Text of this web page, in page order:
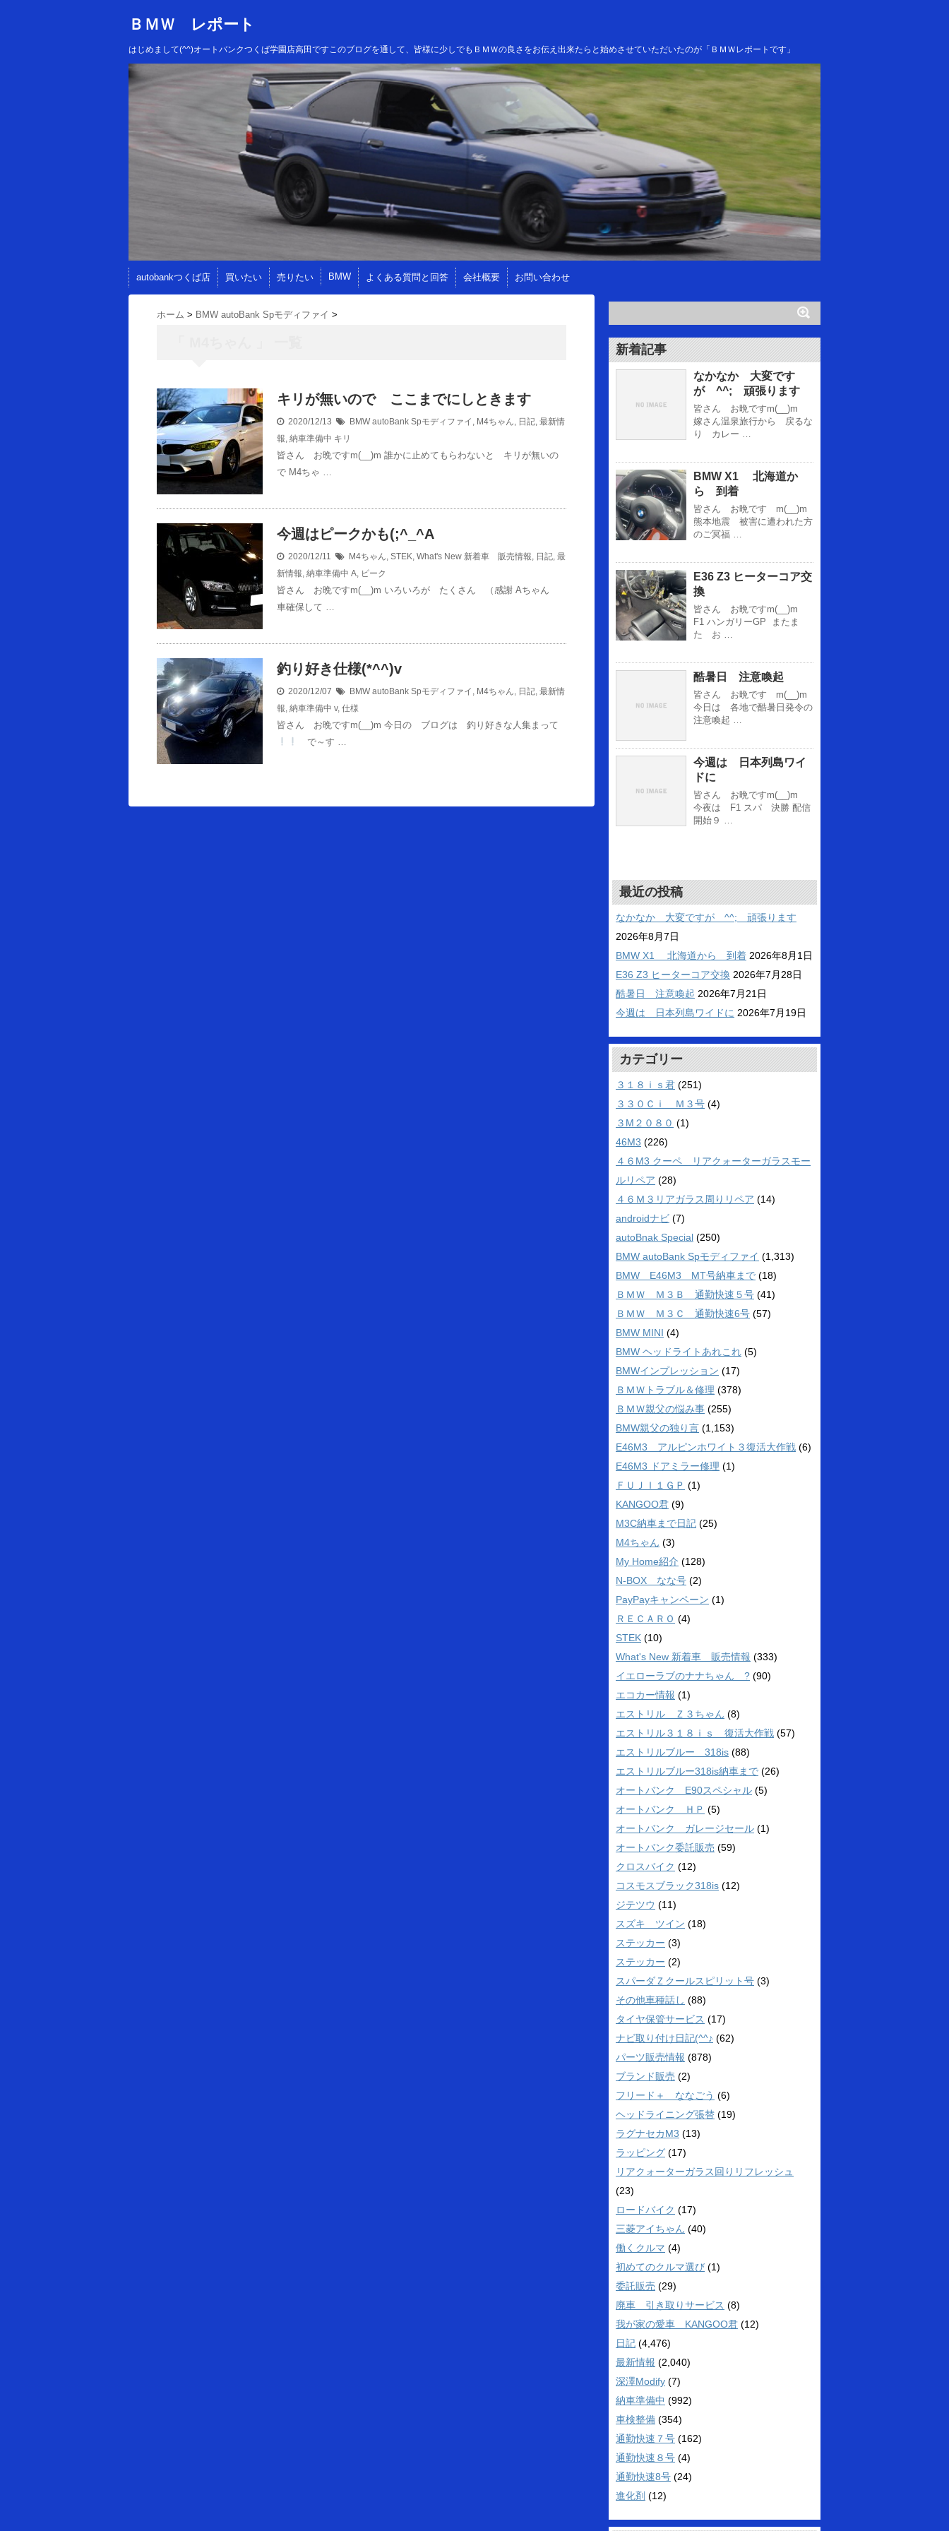
ＢＭＷ レポート
はじめまして(^^)オートバンクつくば学園店高田ですこのブログを通して、皆様に少しでもＢＭＷの良さをお伝え出来たらと始めさせていただいたのが「ＢＭＷレポートです」
autobankつくば店 買いたい 売りたい BMW よくある質問と回答 会社概要 お問い合わせ
ホーム > BMW autoBank Spモディファイ >
キリが無いので ここまでにしときます
2020/12/13 BMW autoBank Spモディファイ M4ちゃん 日記 最新情
報 納車準備中 キリ
皆さん お晩ですm(__)m 誰かに止めてもらわないと キリが無いの
で M4ちゃ …
今週はピークかも(;^_^A
2020/12/11 M4ちゃん STEK What's New 新着車 販売情報 日記 最
新情報 納車準備中 A ピーク
皆さん お晩ですm(__)m いろいろが たくさん （感謝 Aちゃん
車確保して …
釣り好き仕様(*^^)v
2020/12/07 BMW autoBank Spモディファイ M4ちゃん 日記 最新情
報 納車準備中 v, 仕様
皆さん お晩ですm(__)m 今日の ブログは 釣り好きな人集まって
で～す …
新着記事
なかなか 大変です
が ^^; 頑張ります
皆さん お晩ですm(__)m
嫁さん温泉旅行から 戻るな
り カレー …
BMW X1 北海道か
ら 到着
皆さん お晩です m(__)m
熊本地震 被害に遭われた方
のご冥福 …
E36 Z3 ヒーターコア交
換
皆さん お晩ですm(__)m
F1 ハンガリーGP またま
た お …
酷暑日 注意喚起
皆さん お晩です m(__)m
今日は 各地で酷暑日発令の
注意喚起 …
今週は 日本列島ワイ
ドに
皆さん お晩ですm(__)m
今夜は F1 スパ 決勝 配信
開始９ …
最近の投稿
なかなか 大変ですが ^^; 頑張ります
2026年8月7日
BMW X1 北海道から 到着 2026年8月1日
E36 Z3 ヒーターコア交換 2026年7月28日
酷暑日 注意喚起 2026年7月21日
今週は 日本列島ワイドに 2026年7月19日
カテゴリー
３１８ｉｓ君 (251)
３３０Ｃｉ Ｍ３号 (4)
３M２０８０ (1)
46M3 (226)
４６M3 クーペ リアクォーターガラスモー
ルリペア (28)
４６Ｍ３リアガラス周りリペア (14)
androidナビ (7)
autoBnak Special (250)
BMW autoBank Spモディファイ (1,313)
BMW E46M3 MT号納車まで (18)
ＢＭＷ Ｍ３Ｂ 通勤快速５号 (41)
ＢＭＷ Ｍ３Ｃ 通勤快速6号 (57)
BMW MINI (4)
BMW ヘッドライトあれこれ (5)
BMWインプレッション (17)
ＢＭＷトラブル＆修理 (378)
ＢＭＷ親父の悩み事 (255)
BMW親父の独り言 (1,153)
E46M3 アルピンホワイト３復活大作戦 (6)
E46M3 ドアミラー修理 (1)
ＦＵＪＩ１ＧＰ (1)
KANGOO君 (9)
M3C納車まで日記 (25)
M4ちゃん (3)
My Home紹介 (128)
N-BOX なな号 (2)
PayPayキャンペーン (1)
ＲＥＣＡＲＯ (4)
STEK (10)
What's New 新着車 販売情報 (333)
イエローラブのナナちゃん ? (90)
エコカー情報 (1)
エストリル Ｚ３ちゃん (8)
エストリル３１８ｉｓ 復活大作戦 (57)
エストリルブルー 318is (88)
エストリルブルー318is納車まで (26)
オートバンク E90スペシャル (5)
オートバンク ＨＰ (5)
オートバンク ガレージセール (1)
オートバンク委託販売 (59)
クロスバイク (12)
コスモスブラック318is (12)
ジテツウ (11)
スズキ ツイン (18)
ステッカー (3)
ステッカー (2)
スパーダＺクールスピリット号 (3)
その他車種話し (88)
タイヤ保管サービス (17)
ナビ取り付け日記(^^♪ (62)
パーツ販売情報 (878)
ブランド販売 (2)
フリード＋ ななごう (6)
ヘッドライニング張替 (19)
ラグナセカM3 (13)
ラッピング (17)
リアクォーターガラス回りリフレッシュ
(23)
ロードバイク (17)
三菱アイちゃん (40)
働くクルマ (4)
初めてのクルマ選び (1)
委託販売 (29)
廃車 引き取りサービス (8)
我が家の愛車 KANGOO君 (12)
日記 (4,476)
最新情報 (2,040)
深澤Modify (7)
納車準備中 (992)
車検整備 (354)
通勤快速７号 (162)
通勤快速８号 (4)
通勤快速8号 (24)
進化剤 (12)